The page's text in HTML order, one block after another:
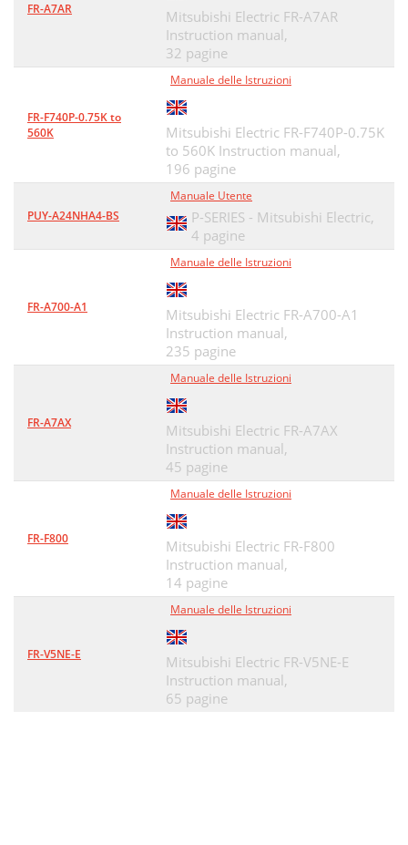
FR-A7AR
Mitsubishi Electric FR-A7AR
Instruction manual,
32 pagine
FR-F740P-0.75K to
560K
Manuale delle Istruzioni
Mitsubishi Electric FR-F740P-0.75K
to 560K Instruction manual,
196 pagine
PUY-A24NHA4-BS
Manuale Utente
P-SERIES - Mitsubishi Electric,
4 pagine
FR-A700-A1
Manuale delle Istruzioni
Mitsubishi Electric FR-A700-A1
Instruction manual,
235 pagine
FR-A7AX
Manuale delle Istruzioni
Mitsubishi Electric FR-A7AX
Instruction manual,
45 pagine
FR-F800
Manuale delle Istruzioni
Mitsubishi Electric FR-F800
Instruction manual,
14 pagine
FR-V5NE-E
Manuale delle Istruzioni
Mitsubishi Electric FR-V5NE-E
Instruction manual,
65 pagine